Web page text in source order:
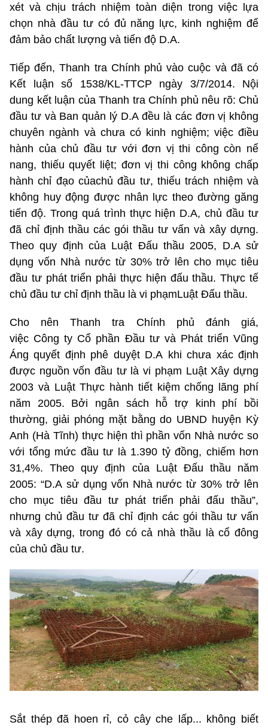
xét và chịu trách nhiệm toàn diện trong việc lựa
chọn nhà đầu tư có đủ năng lực, kinh nghiệm để
đảm bảo chất lượng và tiến độ D.A.
Tiếp đến, Thanh tra Chính phủ vào cuộc và đã có
Kết luận số 1538/KL-TTCP ngày 3/7/2014. Nội
dung kết luận của Thanh tra Chính phủ nêu rõ: Chủ
đầu tư và Ban quản lý D.A đều là các đơn vị không
chuyên ngành và chưa có kinh nghiệm; việc điều
hành của chủ đầu tư với đơn vị thi công còn nể
nang, thiếu quyết liệt; đơn vị thi công không chấp
hành chỉ đạo củachủ đầu tư, thiếu trách nhiệm và
không huy động được nhân lực theo đường găng
tiến độ. Trong quá trình thực hiện D.A, chủ đầu tư
đã chỉ định thầu các gói thầu tư vấn và xây dựng.
Theo quy định của Luật Đấu thầu 2005, D.A sử
dụng vốn Nhà nước từ 30% trở lên cho mục tiêu
đầu tư phát triển phải thực hiện đấu thầu. Thực tế
chủ đầu tư chỉ định thầu là vi phạmLuật Đấu thầu.
Cho nên Thanh tra Chính phủ đánh giá,
việc Công ty Cổ phần Đầu tư và Phát triển Vũng
Áng quyết định phê duyệt D.A khi chưa xác định
được nguồn vốn đầu tư là vi phạm Luật Xây dựng
2003 và Luật Thực hành tiết kiệm chống lãng phí
năm 2005. Bởi ngân sách hỗ trợ kinh phí bồi
thường, giải phóng mặt bằng do UBND huyện Kỳ
Anh (Hà Tĩnh) thực hiện thì phần vốn Nhà nước so
với tổng mức đầu tư là 1.390 tỷ đồng, chiếm hơn
31,4%. Theo quy định của Luật Đấu thầu năm
2005: “D.A sử dụng vốn Nhà nước từ 30% trở lên
cho mục tiêu đầu tư phát triển phải đấu thầu”,
nhưng chủ đầu tư đã chỉ định các gói thầu tư vấn
và xây dựng, trong đó có cả nhà thầu là cổ đông
của chủ đầu tư.
Sắt thép đã hoen rỉ, cỏ cây che lấp... không biết